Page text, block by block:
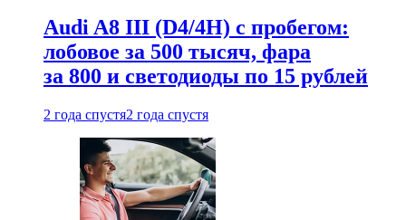
Audi A8 III (D4/4H) c пробегом:
лобовое за 500 тысяч, фара
за 800 и светодиоды по 15 рублей
2 года спустя2 года спустя